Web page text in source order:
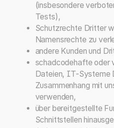
(insbesondere
Tests),
Schutzrechte Dritter
Namensrechte zu
andere Kunden und
schadcodehafte oder
Dateien, IT-Systeme
Zusammenhang mit
verwenden,
über bereitgestellte
Schnittstellen